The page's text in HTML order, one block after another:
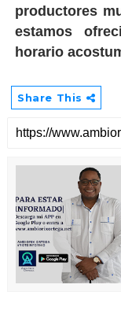
productores
estamos
horario
Share This